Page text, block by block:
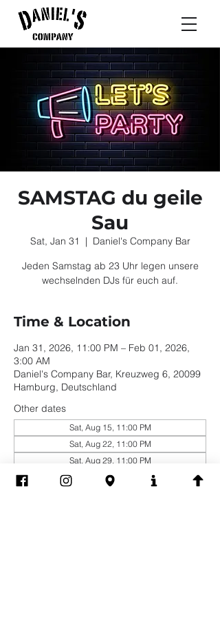
SAMSTAG du geile
Sau
Sat, Jan 31
  |
Daniel's Company Bar
Jeden Samstag ab 23 Uhr legen unsere
wechselnden DJs für euch auf.
Time & Location
Jan 31, 2026, 11:00 PM – Feb 01, 2026,
3:00 AM
Daniel's Company Bar, Kreuzweg 6, 20099
Hamburg, Deutschland
Other dates
Sat, Aug 15, 11:00 PM
Sat, Aug 22, 11:00 PM
Sat, Aug 29, 11:00 PM
View all 19 dates